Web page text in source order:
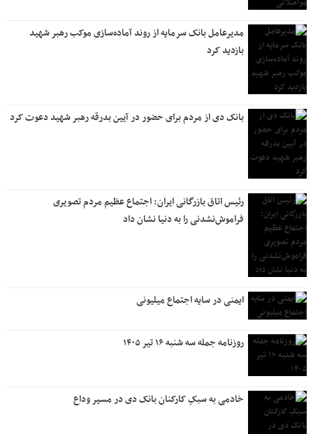
مدیرعامل بانک سرمایه از روند آماده‌سازی موکب رهبر شهید
بازدید کرد
بانک دی از مردم برای حضور در آیین بدرقه رهبر شهید دعوت کرد
رئیس اتاق بازرگانی ایران: اجتماع عظیم مردم تصویری
فراموش‌نشدنی را به دنیا نشان داد
ایمنی در سایه اجتماع میلیونی
روزنامه جمله سه شنبه ۱۶ تیر ۱۴۰۵
خادمی به سبکِ کارکنان بانک دی در مسیر وداع